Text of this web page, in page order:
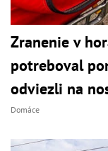
Zranenie v
potreboval
odviezli na
Domáce